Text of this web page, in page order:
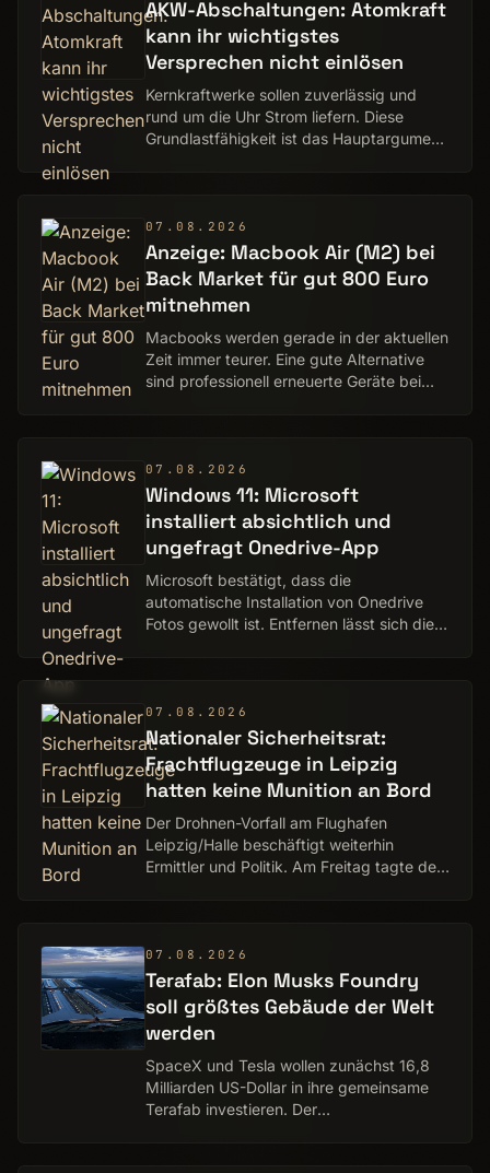
AKW-Abschaltungen: Atomkraft
kann ihr wichtigstes
Versprechen nicht einlösen
Kernkraftwerke sollen zuverlässig und
rund um die Uhr Strom liefern. Diese
Grundlastfähigkeit ist das Hauptargument
07.08.2026
Anzeige: Macbook Air (M2) bei
Back Market für gut 800 Euro
mitnehmen
Macbooks werden gerade in der aktuellen
Zeit immer teurer. Eine gute Alternative
sind professionell erneuerte Geräte bei
07.08.2026
Windows 11: Microsoft
installiert absichtlich und
ungefragt Onedrive-App
Microsoft bestätigt, dass die
automatische Installation von Onedrive
Fotos gewollt ist. Entfernen lässt sich die
07.08.2026
Nationaler Sicherheitsrat:
Frachtflugzeuge in Leipzig
hatten keine Munition an Bord
Der Drohnen-Vorfall am Flughafen
Leipzig/Halle beschäftigt weiterhin
Ermittler und Politik. Am Freitag tagte der
07.08.2026
Terafab: Elon Musks Foundry
soll größ­tes Gebäude der Welt
werden
SpaceX und Tesla wollen zunächst 16,8
Milliarden US-Dollar in ihre gemeinsame
Terafab investieren. Der